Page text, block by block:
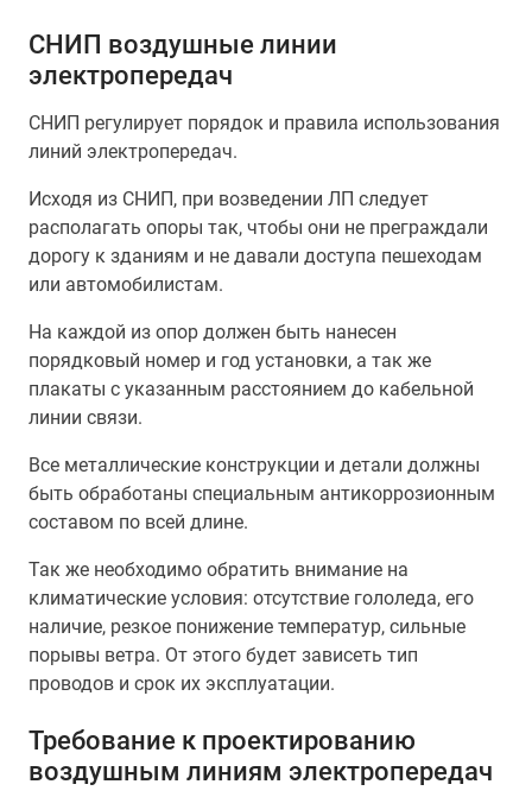
СНИП воздушные линии
электропередач
СНИП регулирует порядок и правила использования
линий электропередач.
Исходя из СНИП, при возведении ЛП следует
располагать опоры так, чтобы они не преграждали
дорогу к зданиям и не давали доступа пешеходам
или автомобилистам.
На каждой из опор должен быть нанесен
порядковый номер и год установки, а так же
плакаты с указанным расстоянием до кабельной
линии связи.
Все металлические конструкции и детали должны
быть обработаны специальным антикоррозионным
составом по всей длине.
Так же необходимо обратить внимание на
климатические условия: отсутствие гололеда, его
наличие, резкое понижение температур, сильные
порывы ветра. От этого будет зависеть тип
проводов и срок их эксплуатации.
Требование к проектированию
воздушным линиям электропередач